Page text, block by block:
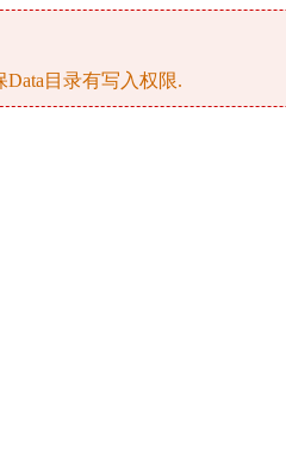
目录有写入权限.